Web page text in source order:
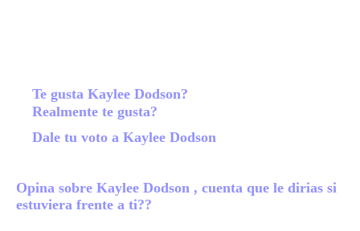
Te gusta Kaylee Dodson?
Realmente te gusta?
Dale tu voto a Kaylee Dodson
Opina sobre Kaylee Dodson , cuenta que le dirias si
estuviera frente a ti??